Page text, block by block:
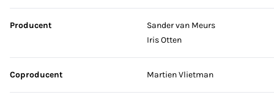
Producent
Sander van Meurs
Iris Otten
Coproducent Martien Vlietman